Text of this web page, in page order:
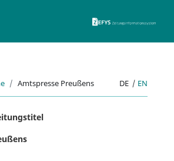
Amtspresse Preußens DE | EN